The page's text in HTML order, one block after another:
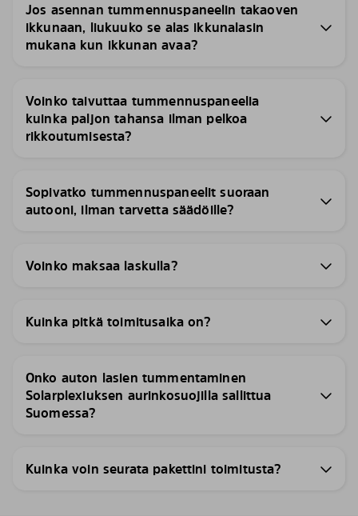
Jos asennan tummennuspaneelin takaoven
ikkunaan, liukuuko se alas ikkunalasin
mukana kun ikkunan avaa?
Voinko taivuttaa tummennuspaneelia
kuinka paljon tahansa ilman pelkoa
rikkoutumisesta?
Sopivatko tummennuspaneelit suoraan
autooni, ilman tarvetta säädöille?
Voinko maksaa laskulla?
Kuinka pitkä toimitusaika on?
Onko auton lasien tummentaminen
Solarplexiuksen aurinkosuojilla sallittua
Suomessa?
Kuinka voin seurata pakettini toimitusta?